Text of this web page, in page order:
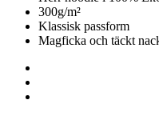
300g/m²
Klassisk passform
Magficka och täckt